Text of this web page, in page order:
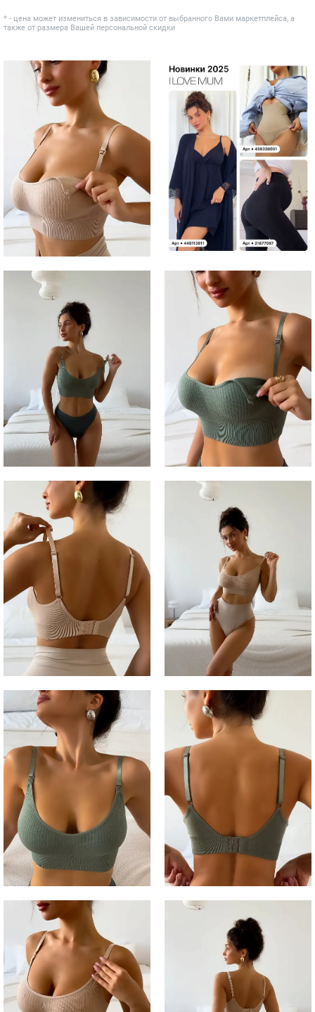
* - цена может измениться в зависимости от выбранного Вами маркетплейса, а
также от размера Вашей персональной скидки